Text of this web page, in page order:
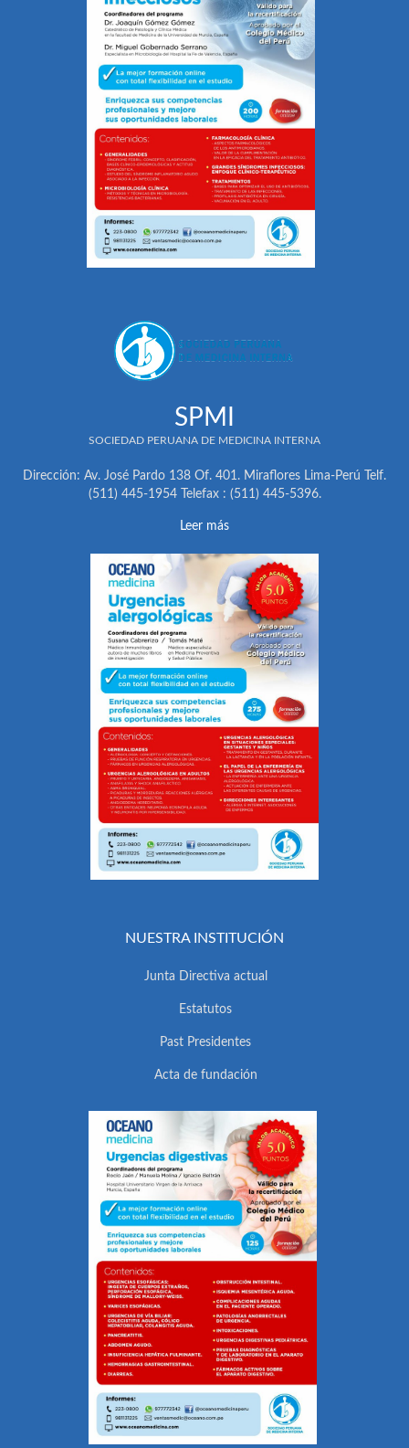
SPMI
SOCIEDAD PERUANA DE MEDICINA INTERNA
Dirección: Av. José Pardo 138 Of. 401. Miraflores Lima-Perú Telf.
(511) 445-1954 Telefax : (511) 445-5396.
Leer más
NUESTRA INSTITUCIÓN
Junta Directiva actual
Estatutos
Past Presidentes
Acta de fundación